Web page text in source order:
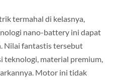
termahal di kelasnya,
nano-battery ini dapat
Nilai fantastis tersebut
teknologi, material premium,
Motor ini tidak